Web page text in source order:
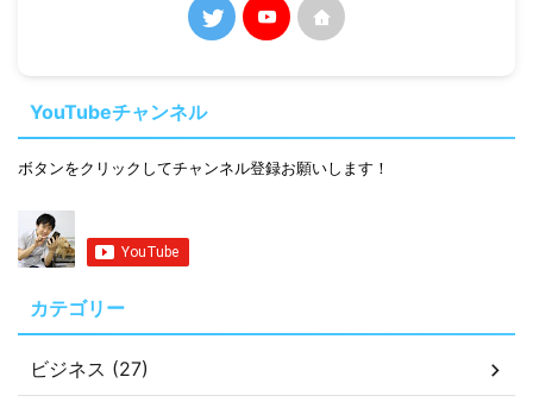
YouTubeチャンネル
ボタンをクリックしてチャンネル登録お願いします！
カテゴリー
ビジネス (27)